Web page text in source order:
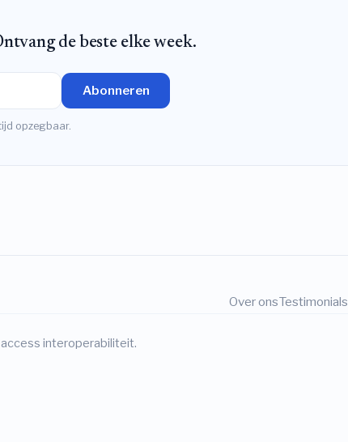
de beste elke week.
Abonneren
opzegbaar.
Over onsTestimonials
interoperabiliteit.